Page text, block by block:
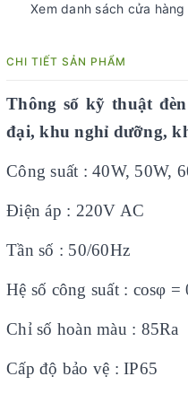
Xem danh sách cửa hàng
CHI TIẾT SẢN PHẨM
Thông số kỹ thuật
đại, khu nghỉ dưỡng,
Công suất : 40W, 50W,
Điện áp : 220V AC
Tần số : 50/60Hz
Hệ số công suất : cosφ =
Chỉ số hoàn màu : 85Ra
Cấp độ bảo vệ : IP65